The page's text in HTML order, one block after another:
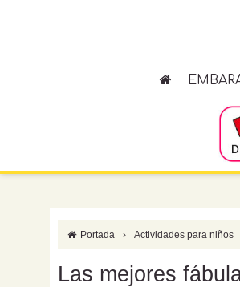
Portada › Actividades para niños
Las mejores